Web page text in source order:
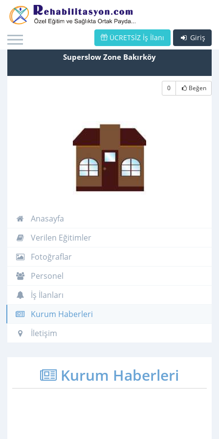
Giriş
ÜCRETSİZ İş İlanı
Superslow Zone Bakırköy
0 Beğen
Anasayfa
Verilen Eğitimler
Fotoğraflar
Personel
İş İlanları
Kurum Haberleri
İletişim
Kurum Haberleri